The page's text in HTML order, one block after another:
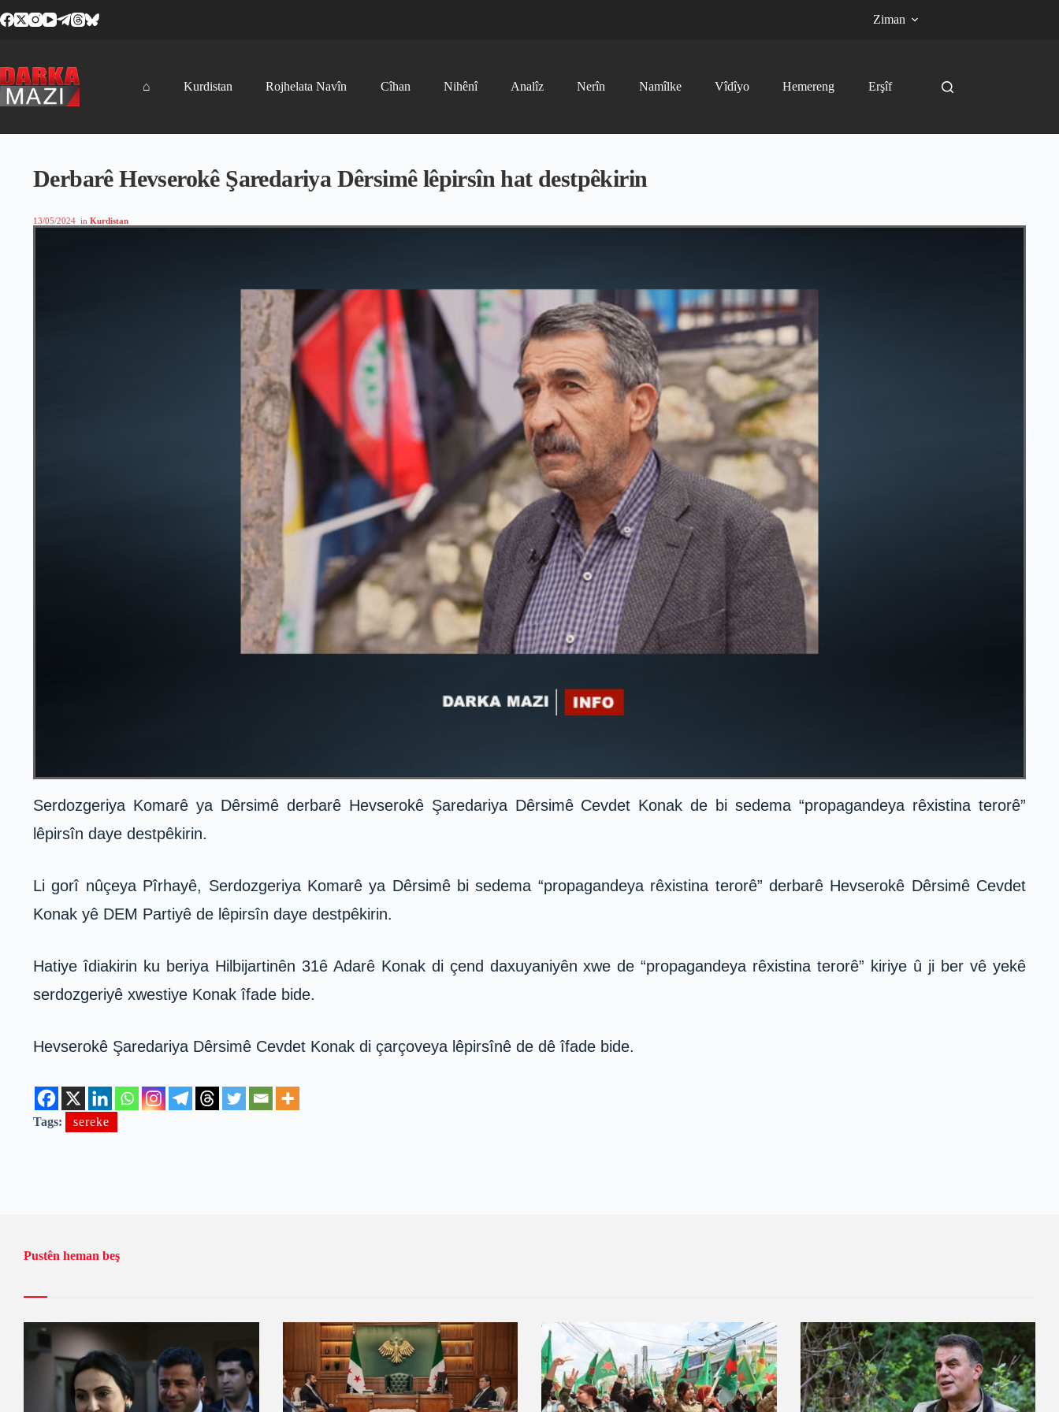
to
Ziman
⌂ Kurdistan Rojhelata Navîn Cîhan Nihênî Analîz Nerîn Namîlke Vîdîyo Hemereng Erşîf
Derbarê Hevserokê Şaredariya Dêrsimê lêpirsîn hat destpêkirin
13/05/2024 in Kurdistan
Serdozgeriya Komarê ya Dêrsimê derbarê Hevserokê Şaredariya Dêrsimê Cevdet Konak de bi sedema “propagandeya rêxistina terorê”
lêpirsîn daye destpêkirin.
Li gorî nûçeya Pîrhayê, Serdozgeriya Komarê ya Dêrsimê bi sedema “propagandeya rêxistina terorê” derbarê Hevserokê Dêrsimê Cevdet
Konak yê DEM Partiyê de lêpirsîn daye destpêkirin.
Hatiye îdiakirin ku beriya Hilbijartinên 31ê Adarê Konak di çend daxuyaniyên xwe de “propagandeya rêxistina terorê” kiriye û ji ber vê yekê
serdozgeriyê xwestiye Konak îfade bide.
Hevserokê Şaredariya Dêrsimê Cevdet Konak di çarçoveya lêpirsînê de dê îfade bide.
Tags: sereke
Pustên heman beş